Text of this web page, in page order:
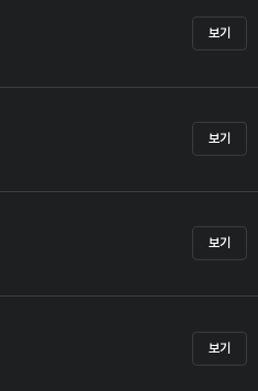
보기
보기
보기
보기